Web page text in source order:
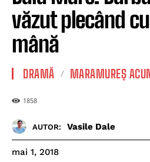
văzut plecând
mână
DRAMĂ MARAMUREȘ
1858
AUTOR: Vasile Dale
mai 1, 2018